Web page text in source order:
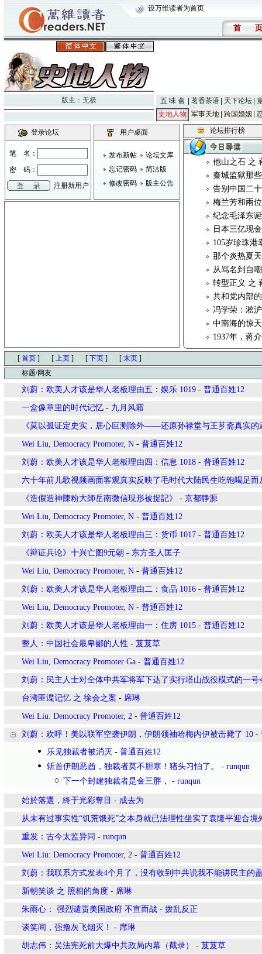
设万维读者为首页
首 页
版主： 无极 五 味 斋 茗香茶语 天下论坛
史地人物
军事天地 跨国婚姻
登录论坛
笔 名：
密 码：
注册新用户
用户桌面
发布新帖
论坛文库
忘记密码
简洁版
修改密码
版主公告
论坛排行榜
他山之石 之
秦城监狱那
告别中国二
梅兰芳和兩
纪念毛泽东
日本三亿现
105岁珍珠港
那个炎热夏
从骂名到自
转型正义 之
共和党内部
冯学荣：淞
中南海的惊
1937年，蒋
[ 首页 ] [ 上页 ] [ 下页 ] [ 末页 ]
标题/网友
刘蔚：欧美人才该是华人老板理由五：娱乐 1019 - 普通百姓12
一盒像章里的时代记忆 - 九月风霜
《莫以孤证定史实，居心叵测除外——还原孙禄堂与王芗斋真实的
Wei Liu, Democracy Promoter, N - 普通百姓12
刘蔚：欧美人才该是华人老板理由四：信息 1018 - 普通百姓12
六十年前儿歌视频画面客观真实反映了毛时代大陆民生吃饱喝足而
《造假造神陳粉大師岳南微信現形被捉記》 - 京都静源
Wei Liu, Democracy Promoter, N - 普通百姓12
刘蔚：欧美人才该是华人老板理由三：货币 1017 - 普通百姓12
《辩证兵论》十兴亡图9元朝 - 东方圣人匡子
Wei Liu, Democracy Promoter, N - 普通百姓12
刘蔚：欧美人才该是华人老板理由二：食品 1016 - 普通百姓12
Wei Liu, Democracy Promoter, N - 普通百姓12
刘蔚：欧美人才该是华人老板理由一：住房 1015 - 普通百姓12
整人：中国社会最卑鄙的人性 - 芨芨草
Wei Liu, Democracy Promoter Ga - 普通百姓12
刘蔚：民主人士对全体中共军将军下达了实行塔山战役模式的一号
台湾匪谍记忆 之 徐会之案 - 席琳
Wei Liu: Democracy Promoter, 2 - 普通百姓12
刘蔚：欢呼！美以联军空袭伊朗，伊朗领袖哈梅内伊被击毙了 10 -
乐见独裁者被消灭 - 普通百姓12
斩首伊朗恶酋，独裁者莫不胆寒！猪头习怕了。
- runqun
下一个封建独裁者是金三胖，
- runqun
始於落選，終于光彩奪目 - 成去为
从未有过事实性“饥荒饿死”之本身就已法理性坐实了袁隆平迎合境
重发：古今太监异同 - runqun
Wei Liu: Democracy Promoter, 2 - 普通百姓12
刘蔚：我联系方式发表4个月了，没有收到中共说我不能讲民主的
新朝笑谈 之 照相的角度 - 席琳
朱雨心： 强烈谴责美国政府 不宣而战 - 拨乱反正
谈笑间，强撸灰飞烟灭！ - 席琳
胡志伟：吴法宪死前大爆中共政局内幕（截录） - 芨芨草